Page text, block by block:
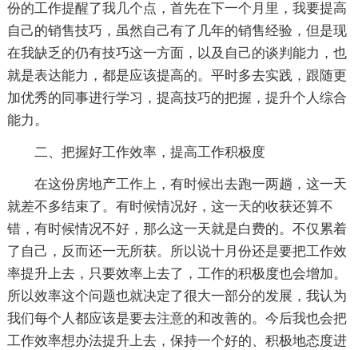
份的工作提醒了我几个点，首先在下一个月里，我要提高
自己的销售技巧，虽然自己有了几年的销售经验，但是现
在我缺乏的仍有技巧这一方面，以及自己的谈判能力，也
就是表达能力，都是应该提高的。平时多去实践，跟随更
加优秀的同事进行学习，提高技巧的把握，提升个人综合
能力。
二、把握好工作效率，提高工作积极度
在这份房地产工作上，有时候出去跑一两趟，这一天
就差不多结束了。有时候情况好，这一天的收获还算不
错，有时候情况不好，那么这一天就是白费的。不仅累着
了自己，反而还一无所获。所以说十月份还是要把工作效
率提升上去，只要效率上去了，工作的积极度也会增加。
所以效率这个问题也就决定了很大一部分的发展，我认为
我们每个人都应该是要去注意的和改善的。今后我也会把
工作效率想办法提升上去，保持一个好的、积极地态度进